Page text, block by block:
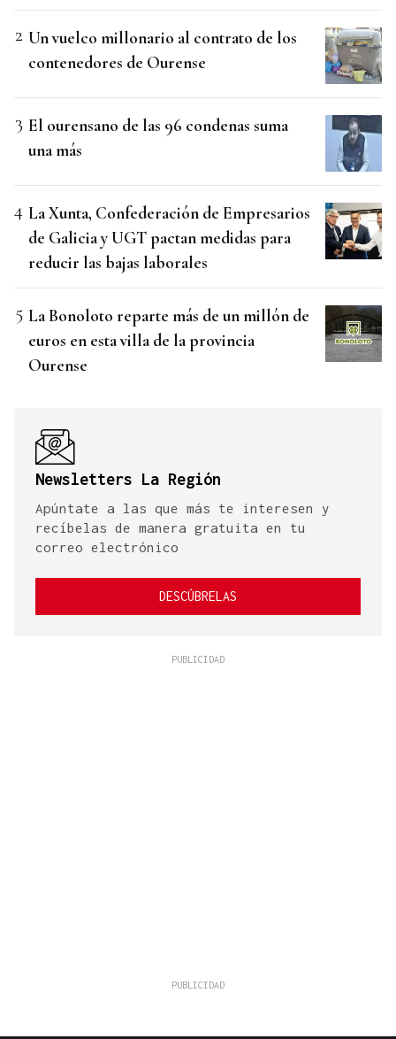
Un vuelco millonario al contrato de los
contenedores de Ourense
El ourensano de las 96 condenas suma
una más
La Xunta, Confederación de Empresarios
de Galicia y UGT pactan medidas para
reducir las bajas laborales
La Bonoloto reparte más de un millón de
euros en esta villa de la provincia
Ourense
Newsletters La Región
Apúntate a las que más te interesen y
recíbelas de manera gratuita en tu
correo electrónico
DESCÚBRELAS